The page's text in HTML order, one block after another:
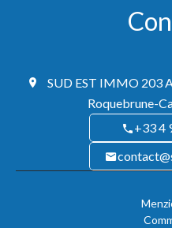
SUD EST IMMO 203
Roquebrune-
+33 4